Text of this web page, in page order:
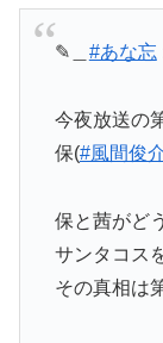
✎＿ #あな忘
今夜放送の
保(#風間俊
保と茜がど
サンタコス
その真相は